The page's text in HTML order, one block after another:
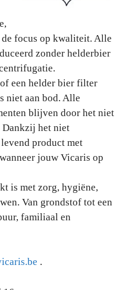
de focus op kwaliteit. Alle
zonder helderbier
een helder bier filter
niet aan bod. Alle
blijven door het niet
het niet
product met
jouw Vicaris op
is met zorg, hygiëne,
Van grondstof tot een
familiaal en
.